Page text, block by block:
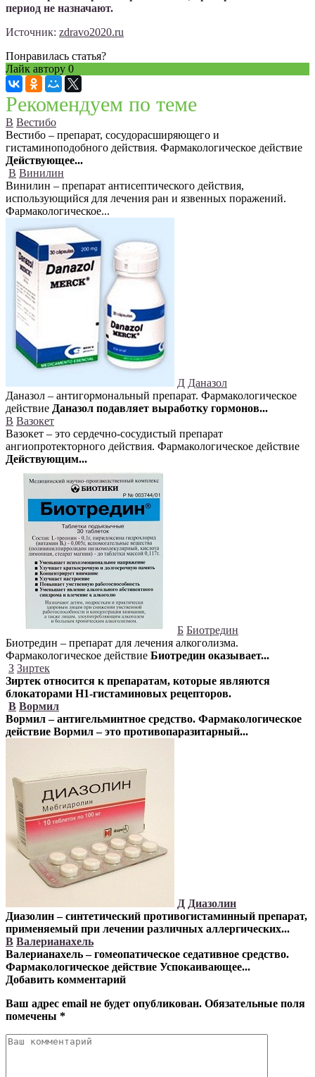
период не назначают.
Источник: zdravo2020.ru
Понравилась статья?
Лайк автору 0
Рекомендуем по теме
В Вестибо
Вестибо – препарат, сосудорасширяющего и
гистаминоподобного действия. Фармакологическое действие
Действующее...
В Винилин
Винилин – препарат антисептического действия,
использующийся для лечения ран и язвенных поражений.
Фармакологическое...
Д Даназол
Даназол – антигормональный препарат. Фармакологическое
действие Даназол подавляет выработку гормонов...
В Вазокет
Вазокет – это сердечно-сосудистый препарат
ангиопротекторного действия. Фармакологическое действие
Действующим...
Б Биотредин
Биотредин – препарат для лечения алкоголизма.
Фармакологическое действие Биотредин оказывает...
З Зиртек
Зиртек относится к препаратам, которые являются
блокаторами Н1-гистаминовых рецепторов.
В Вормил
Вормил – антигельминтное средство. Фармакологическое
действие Вормил – это противопаразитарный...
Д Диазолин
Диазолин – синтетический противогистаминный препарат,
применяемый при лечении различных аллергических...
В Валерианахель
Валерианахель – гомеопатическое седативное средство.
Фармакологическое действие Успокаивающее...
Добавить комментарий
Ваш адрес email не будет опубликован. Обязательные поля
помечены *